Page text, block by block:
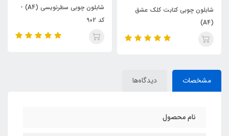
شابلون چوبی سطرنویسی (A4) -
مشخصات دیدگاه‌ها
نام محصول